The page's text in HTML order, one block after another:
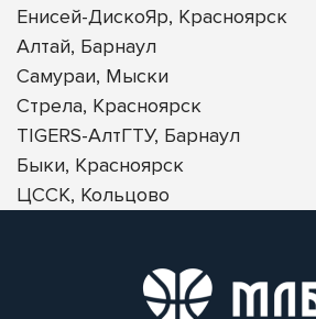
Енисей-ДискоЯр, Красноярск
Алтай, Барнаул
Самураи, Мыски
Стрела, Красноярск
TIGERS-АлтГТУ, Барнаул
Быки, Красноярск
ЦССК, Кольцово